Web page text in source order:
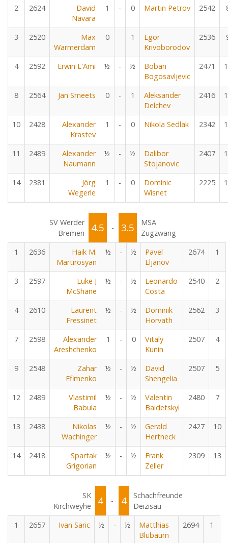
2 2624
David
Navara
1 - 0 Martin Petrov 2542
3 2520
Max
Warmerdam
0 - 1
Egor
Krivoborodov
2536
4 2592 Erwin L'Ami ½ - ½
Boban
Bogosavljevic
2471
8 2564 Jan Smeets 0 - 1
Aleksander
Delchev
2416
10 2428
Alexander
Krastev
1 - 0 Nikola Sedlak 2342
11 2489
Alexander
Naumann
½ - ½
Dalibor
Stojanovic
2407
14 2381
Jörg
Wegerle
1 - 0
Dominic
Wisnet
2225
SV Werder
Bremen
4.5 - 3.5
MSA
Zugzwang
1
2636
Haik M.
Martirosyan
½ - ½
Pavel
Eljanov
2674 1
3 2597
Luke J
McShane
½ - ½
Leonardo
Costa
2540 2
4 2610
Laurent
Fressinet
½ - ½
Dominik
Horvath
2562 3
7 2598
Alexander
Areshchenko
1 - 0
Vitaly
Kunin
2507 4
9 2548
Zahar
Efimenko
½ - ½
David
Shengelia
2507 5
12 2489
Vlastimil
Babula
½ - ½
Valentin
Baidetskyi
2480 7
13 2438
Nikolas
Wachinger
½ - ½
Gerald
Hertneck
2427 10
14 2418
Spartak
Grigorian
½ - ½
Frank
Zeller
2309 13
SK
Kirchweyhe
4 - 4
Schachfreunde
Deizisau
1
2657 Ivan Saric ½ - ½
Matthias
Blübaum
2694 1